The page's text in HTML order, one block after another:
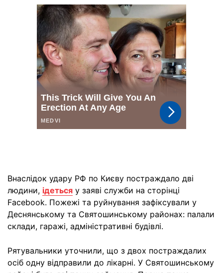
Внаслідок удару РФ по Києву постраждало дві
людини, ідеться у заяві служби на сторінці
Facebook. Пожежі та руйнування зафіксували у
Деснянському та Святошинському районах: палали
склади, гаражі, адміністративні будівлі.
Рятувальники уточнили, що з двох постраждалих
осіб одну відправили до лікарні. У Святошинському